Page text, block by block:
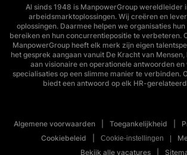
Al sinds 1948 is ManpowerGroup wereldleider
arbeidsmarktoplossingen. Wij creëren en
oplossingen. Daarmee helpen we organisaties
bereiken en hun concurrentiepositie te verbeteren.
ManpowerGroup heeft elk merk zijn eigen
het gesprek aangaan vanuit De Kracht van
aan visionaire en operationele antwoorden
specialisaties op een slimme manier te verbinden.
biedt een antwoord op elk HR-
Algemene voorwaarden Toegankelijkheid
Cookiebeleid
Cookie-instellingen
Bekijk alle vacatures